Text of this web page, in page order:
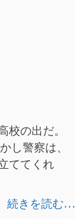
校の出だ。
し警察は、
ててくれ
続きを読む…